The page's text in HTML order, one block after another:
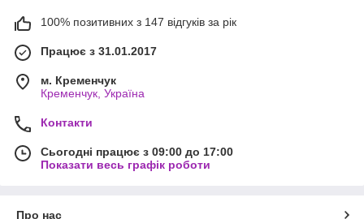
100% позитивних з 147 відгуків за рік
Працює з 31.01.2017
м. Кременчук
Кременчук, Україна
Контакти
Сьогодні працює з 09:00 до 17:00
Показати весь графік роботи
Про нас